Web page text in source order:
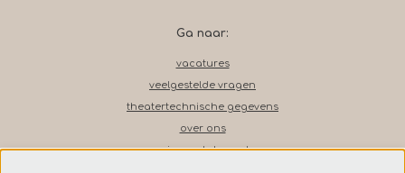
Ga naar:
vacatures
veelgestelde vragen
theatertechnische gegevens
over ons
privacy statement